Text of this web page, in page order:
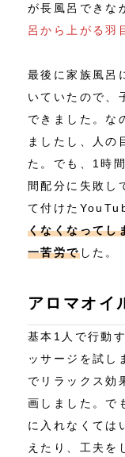
が長風呂できな
呂から上がる羽
最後に家族風呂
いていたので、
できました。な
ましたし、人の
た。でも、1時
間配分に失敗し
て付けた
くなくなってし
一苦労でした。
アロマオイ
基本1人で行動
ッサージを試し
でリラックス効
画しました。で
に入れなくては
えたり、工夫を